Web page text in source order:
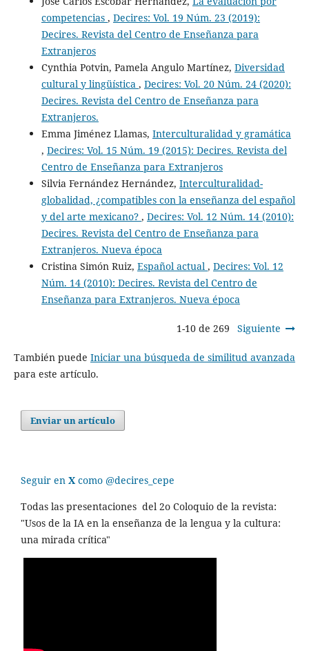
competencias , Decires: Vol. 19 Núm. 23 (2019):
Decires. Revista del Centro de Enseñanza para
Extranjeros
Cynthia Potvin, Pamela Angulo Martínez, Diversidad
cultural y lingüística , Decires: Vol. 20 Núm. 24 (2020):
Decires. Revista del Centro de Enseñanza para
Extranjeros.
Emma Jiménez Llamas, Interculturalidad y gramática
, Decires: Vol. 15 Núm. 19 (2015): Decires. Revista del
Centro de Enseñanza para Extranjeros
Silvia Fernández Hernández, Interculturalidad-
globalidad, ¿compatibles con la enseñanza del español
y del arte mexicano? , Decires: Vol. 12 Núm. 14 (2010):
Decires. Revista del Centro de Enseñanza para
Extranjeros. Nueva época
Cristina Simón Ruiz, Español actual , Decires: Vol. 12
Núm. 14 (2010): Decires. Revista del Centro de
Enseñanza para Extranjeros. Nueva época
1-10 de 269 Siguiente
También puede Iniciar una búsqueda de similitud avanzada
para este artículo.
Enviar un artículo
Seguir en X como @decires_cepe
Todas las presentaciones del 2o Coloquio de la revista:
"Usos de la IA en la enseñanza de la lengua y la cultura:
una mirada crítica"